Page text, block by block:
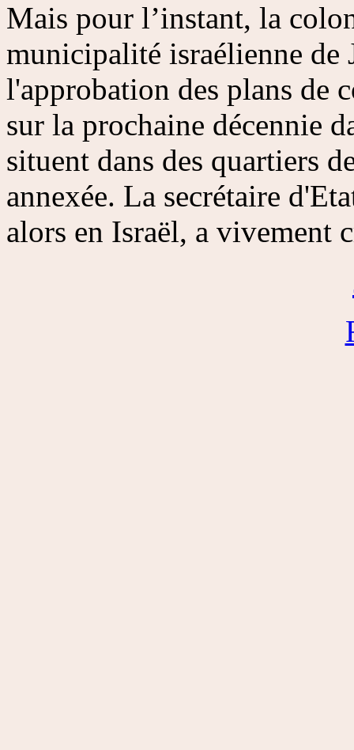
Mais pour l’instant, la
municipalité israélienne de
l'approbation des plans de
sur la prochaine décennie
situent dans des quartiers
annexée. La secrétaire
alors en Israël, a vivement